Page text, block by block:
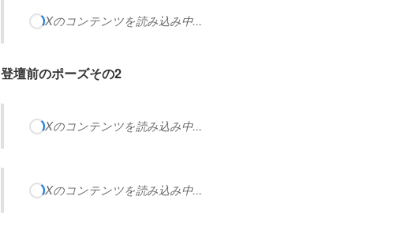
Xのコンテンツを読み込み中...
登壇前のポーズその2
Xのコンテンツを読み込み中...
Xのコンテンツを読み込み中...